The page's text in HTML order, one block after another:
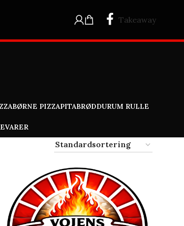
Takeaway
BØRNE PIZZAPITABRØDDURUM RULLE